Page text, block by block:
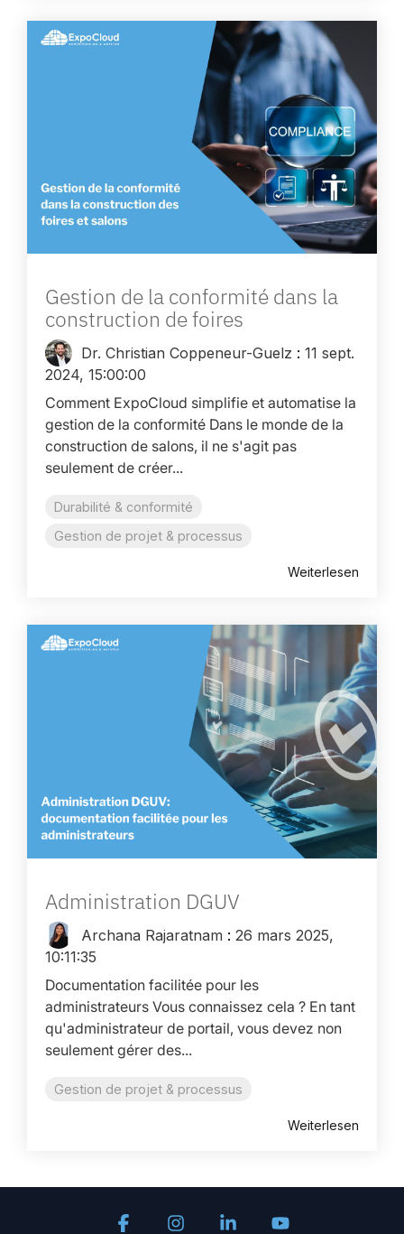
Gestion de la conformité dans la
construction de foires
Dr. Christian Coppeneur-Guelz : 11 sept.
2024, 15:00:00
Comment ExpoCloud simplifie et automatise la
gestion de la conformité Dans le monde de la
construction de salons, il ne s'agit pas
seulement de créer...
Durabilité & conformité
Gestion de projet & processus
Weiterlesen
Administration DGUV
Archana Rajaratnam : 26 mars 2025,
10:11:35
Documentation facilitée pour les
administrateurs Vous connaissez cela ? En tant
qu'administrateur de portail, vous devez non
seulement gérer des...
Gestion de projet & processus
Weiterlesen
FacebookInstagramLinkedin